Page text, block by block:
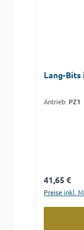
Lang-Bits
Antrieb: PZ1
Regulärer
41,65 €
Preise inkl.